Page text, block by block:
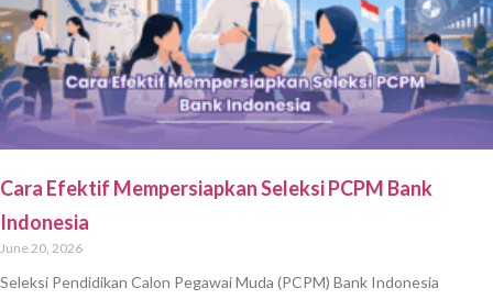
Cara Efektif Mempersiapkan Seleksi PCPM Bank
Indonesia
June 20, 2026
Seleksi Pendidikan Calon Pegawai Muda (PCPM) Bank Indonesia